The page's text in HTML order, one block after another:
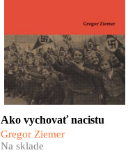
bolo vyrábať ľudí
ochotných zomrieť za
Führera. Ako vychovať
nacistu je jedinečná
reportážna sonda do hĺbky
nacistickej duše.
Ako vychovať nacistu
Gregor Ziemer
Na sklade